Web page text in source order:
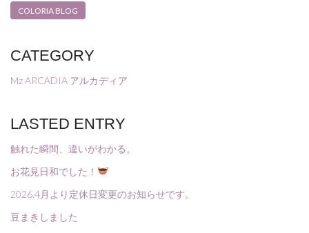
COLORIA BLOG
CATEGORY
Mz ARCADIA アルカディア
LASTED ENTRY
触れた瞬間、違いがわかる。
お花見日和でした！
2026.4月より定休日変更のお知らせです。
豆まきしました